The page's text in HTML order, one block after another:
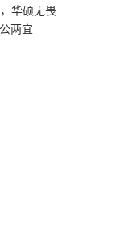
华硕无畏
两宜